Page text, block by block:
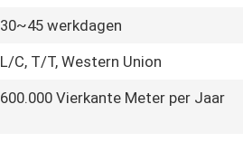
30~45 werkdagen
L/C, T/T, Western Union
600.000 Vierkante Meter per Jaar